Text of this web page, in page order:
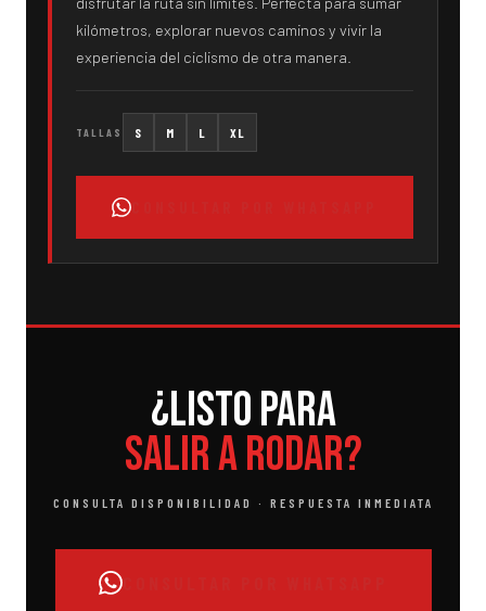
kilómetros, explorar nuevos caminos y vivir la
experiencia del ciclismo de otra manera.
TALLAS S M L XL
¿Listo para
salir a rodar?
CONSULTA DISPONIBILIDAD · RESPUESTA INMEDIATA
CONSULTAR POR WHATSAPP